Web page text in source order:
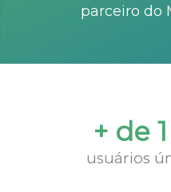
parceiro do
+ de
usuários